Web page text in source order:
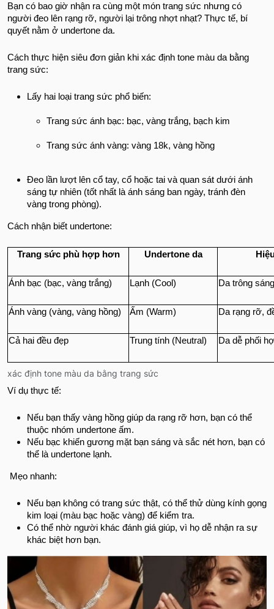
Bạn có bao giờ nhận ra cùng một món trang sức nhưng có
người đeo lên rạng rỡ, người lại trông nhợt nhạt? Thực tế, bí
quyết nằm ở undertone da.
Cách thực hiện siêu đơn giản khi xác định tone màu da bằng
trang sức:
Lấy hai loại trang sức phổ biến:
Trang sức ánh bạc: bạc, vàng trắng, bạch kim
Trang sức ánh vàng: vàng 18k, vàng hồng
Đeo lần lượt lên cổ tay, cổ hoặc tai và quan sát dưới ánh
sáng tự nhiên (tốt nhất là ánh sáng ban ngày, tránh đèn
vàng trong phòng).
Cách nhận biết undertone:
xác định tone màu da bằng trang sức
Trang sức phù hợp hơn Undertone da
Ánh bạc (bạc, vàng trắng) Lạnh (Cool) Da trông
Ánh vàng (vàng, vàng hồng) Ấm (Warm) Da rạng rỡ,
Cả hai đều đẹp Trung tính (Neutral) Da dễ phối
Ví dụ thực tế:
Nếu bạn thấy vàng hồng giúp da rạng rỡ hơn, bạn có thể
thuộc nhóm undertone ấm.
Nếu bạc khiến gương mặt bạn sáng và sắc nét hơn, bạn có
thể là undertone lạnh.
Mẹo nhanh:
Nếu bạn không có trang sức thật, có thể thử dùng kính gọng
kim loại (màu bạc hoặc vàng) để kiểm tra.
Có thể nhờ người khác đánh giá giúp, vì họ dễ nhận ra sự
khác biệt hơn bạn.